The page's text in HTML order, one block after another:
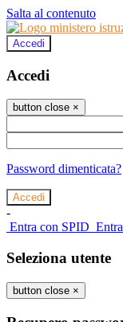
Salta al contenuto
Accedi
Accedi
button close ×
Password dimenticata?
-
Entra con SPID
Seleziona utente
button close ×